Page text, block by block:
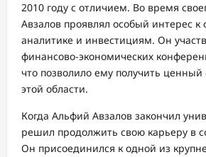
2010 году с отличием. Во время
Авзалов проявлял особый интерес к
аналитике и инвестициям. Он
финансово-экономических
что позволило ему получить
этой области.
Когда Альфий Авзалов закончил
решил продолжить свою карьеру в
Он присоединился к одной из